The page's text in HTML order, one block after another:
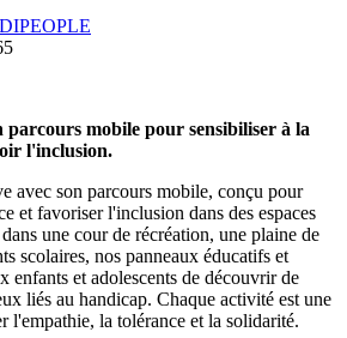
mobile pour sensibiliser à la
l'inclusion.
son parcours mobile, conçu pour
et favoriser l'inclusion dans des espaces
une cour de récréation, une plaine de
scolaires, nos panneaux éducatifs et
enfants et adolescents de découvrir de
liés au handicap. Chaque activité est une
l'empathie, la tolérance et la solidarité.